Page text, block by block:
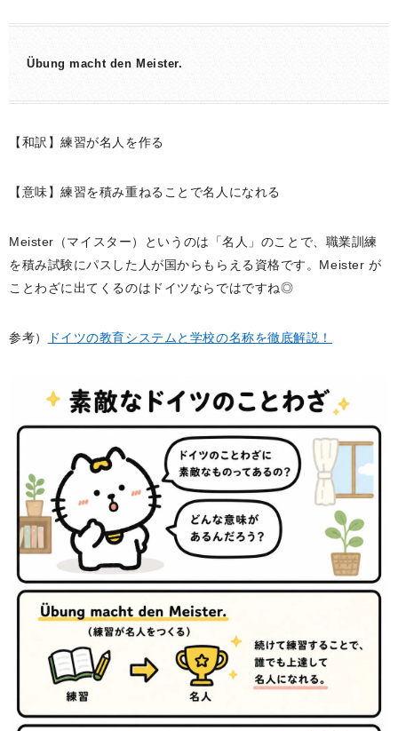
Übung macht den Meister.
【和訳】練習が名人を作る
【意味】練習を積み重ねることで名人になれる
Meister（マイスター）というのは「名人」のことで、職業訓練
を積み試験にパスした人が国からもらえる資格です。Meister が
ことわざに出てくるのはドイツならではですね◎
参考） ドイツの教育システムと学校の名称を徹底解説！